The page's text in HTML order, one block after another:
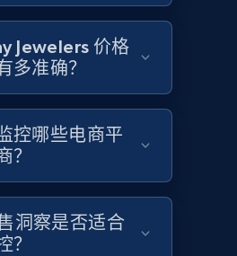
Description, Initial
Reviews count, and
立即开始
global dataset - Collect
seller URL
Jewelers 价格
多准确？
控哪些电商平
？
洞察是否适合
？